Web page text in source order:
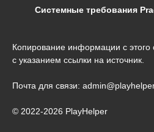
Системные требования
Копирование информации с этого
с указанием ссылки на источник.
Почта для связи:
© 2022-2026 PlayHelper